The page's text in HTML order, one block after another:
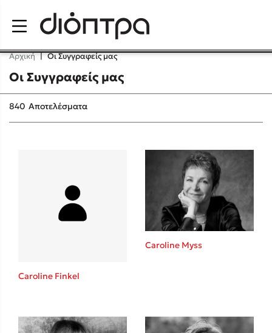
Δημοφιλή Βιβλία
Lidia Branković
Το ξενοδοχείο των συναισθημάτων
Χάρης Πολίτης
Αρχική | Οι Συγγραφείς μας
Οι Συγγραφείς μας
840 Αποτελέσματα
Caroline Finkel
Caroline Myss